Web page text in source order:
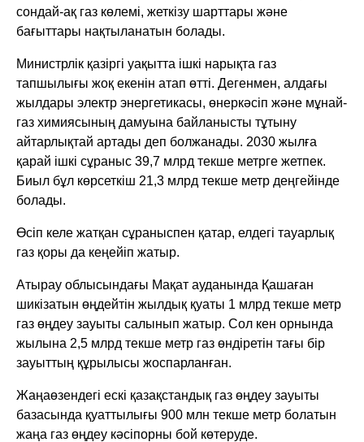
сондай-ақ газ көлемі, жеткізу шарттары және
бағыттары нақтыланатын болады.
Министрлік қазіргі уақытта ішкі нарықта газ
тапшылығы жоқ екенін атап өтті. Дегенмен, алдағы
жылдары электр энергетикасы, өнеркәсіп және мұнай-
газ химиясының дамуына байланысты тұтыну
айтарлықтай артады деп болжанады. 2030 жылға
қарай ішкі сұраныс 39,7 млрд текше метрге жетпек.
Биыл бұл көрсеткіш 21,3 млрд текше метр деңгейінде
болады.
Өсіп келе жатқан сұраныспен қатар, елдегі тауарлық
газ қоры да кеңейіп жатыр.
Атырау облысындағы Мақат ауданында Қашаған
шикізатын өңдейтін жылдық қуаты 1 млрд текше метр
газ өңдеу зауыты салынып жатыр. Сол кен орнында
жылына 2,5 млрд текше метр газ өндіретін тағы бір
зауыттың құрылысы жоспарланған.
Жаңаөзендегі ескі қазақстандық газ өңдеу зауыты
базасында қуаттылығы 900 млн текше метр болатын
жаңа газ өңдеу кәсіпорны бой көтеруде.